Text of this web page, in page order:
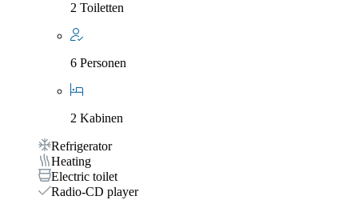
2 Toiletten
6 Personen
2 Kabinen
Refrigerator
Heating
Electric toilet
Radio-CD player